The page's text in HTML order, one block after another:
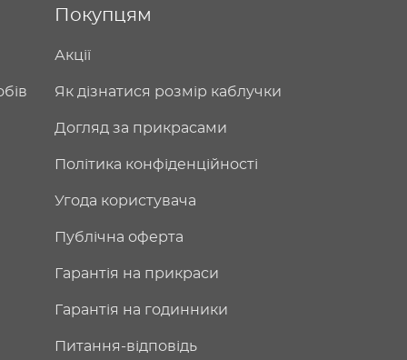
Покупцям
Акції
Як дізнатися розмір каблучки
Догляд за прикрасами
Політика конфіденційності
Угода користувача
Публічна оферта
Гарантія на прикраси
Гарантія на годинники
Питання-відповідь